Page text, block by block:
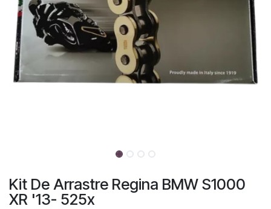
Kit De Arrastre Regina BMW S1000
XR '13- 525x